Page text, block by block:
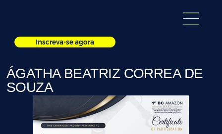
Inscreva-se agora
ÁGATHA BEATRIZ CORREA DE
SOUZA